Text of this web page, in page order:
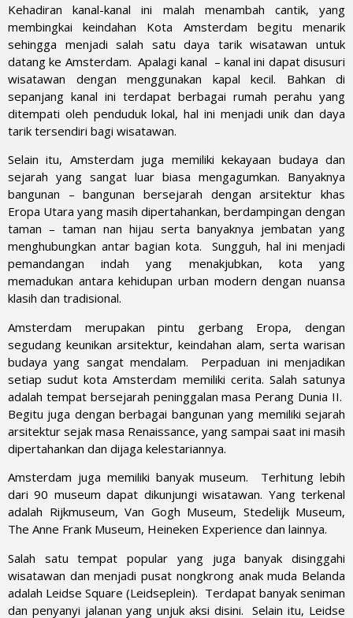
Kehadiran kanal-kanal ini malah menambah cantik, yang
membingkai keindahan Kota Amsterdam begitu menarik
sehingga menjadi salah satu daya tarik wisatawan untuk
datang ke Amsterdam. Apalagi kanal – kanal ini dapat disusuri
wisatawan dengan menggunakan kapal kecil. Bahkan di
sepanjang kanal ini terdapat berbagai rumah perahu yang
ditempati oleh penduduk lokal, hal ini menjadi unik dan daya
tarik tersendiri bagi wisatawan.
Selain itu, Amsterdam juga memiliki kekayaan budaya dan
sejarah yang sangat luar biasa mengagumkan. Banyaknya
bangunan – bangunan bersejarah dengan arsitektur khas
Eropa Utara yang masih dipertahankan, berdampingan dengan
taman – taman nan hijau serta banyaknya jembatan yang
menghubungkan antar bagian kota. Sungguh, hal ini menjadi
pemandangan indah yang menakjubkan, kota yang
memadukan antara kehidupan urban modern dengan nuansa
klasih dan tradisional.
Amsterdam merupakan pintu gerbang Eropa, dengan
segudang keunikan arsitektur, keindahan alam, serta warisan
budaya yang sangat mendalam. Perpaduan ini menjadikan
setiap sudut kota Amsterdam memiliki cerita. Salah satunya
adalah tempat bersejarah peninggalan masa Perang Dunia II.
Begitu juga dengan berbagai bangunan yang memiliki sejarah
arsitektur sejak masa Renaissance, yang sampai saat ini masih
dipertahankan dan dijaga kelestariannya.
Amsterdam juga memiliki banyak museum. Terhitung lebih
dari 90 museum dapat dikunjungi wisatawan. Yang terkenal
adalah Rijkmuseum, Van Gogh Museum, Stedelijk Museum,
The Anne Frank Museum, Heineken Experience dan lainnya.
Salah satu tempat popular yang juga banyak disinggahi
wisatawan dan menjadi pusat nongkrong anak muda Belanda
adalah Leidse Square (Leidseplein). Terdapat banyak seniman
dan penyanyi jalanan yang unjuk aksi disini. Selain itu, Leidse